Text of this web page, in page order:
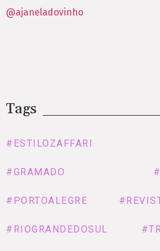
@ajaneladovinho
Tags
#ESTILOZAFFARI
#GRAMADO
#PORTOALEGRE
#RIOGRANDEDOSUL